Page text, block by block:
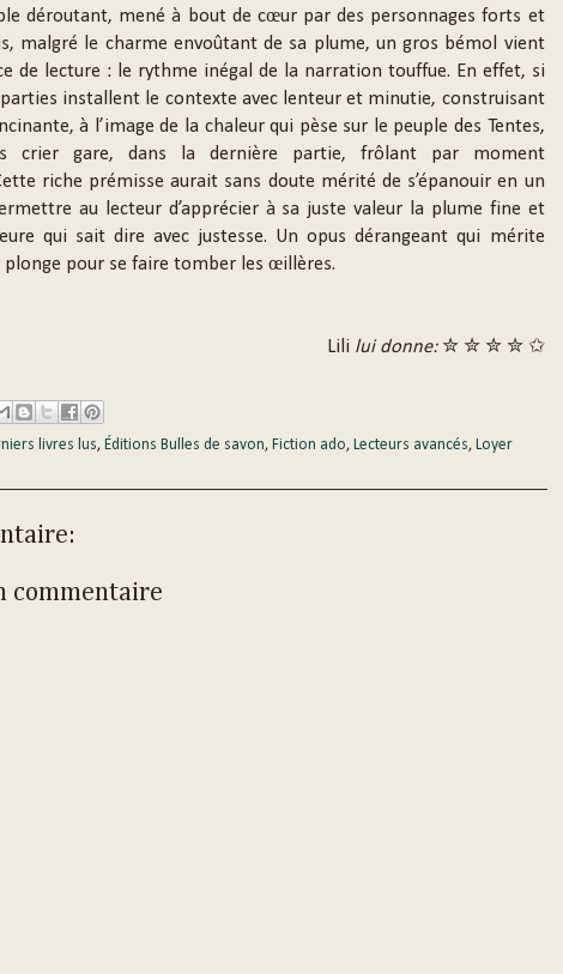
déroutant, mené à bout de cœur par des personnages forts et
malgré le charme envoûtant de sa plume, un gros bémol vient
de lecture : le rythme inégal de la narration touffue. En effet, si
parties installent le contexte avec lenteur et minutie, construisant
à l’image de la chaleur qui pèse sur le peuple des Tentes,
crier gare, dans la dernière partie, frôlant par moment
riche prémisse aurait sans doute mérité de s’épanouir en un
au lecteur d’apprécier à sa juste valeur la plume fine et
qui sait dire avec justesse. Un opus dérangeant qui mérite
plonge pour se faire tomber les œillères.
Lili lui donne:✮ ✮ ✮ ✮ ✩
livres lus, Éditions Bulles de savon, Fiction ado, Lecteurs avancés, Loyer
commentaire